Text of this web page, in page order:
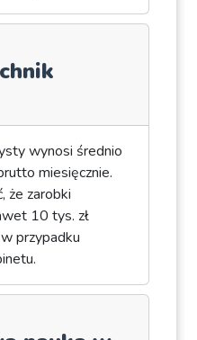
wynosi średnio
miesięcznie.
że zarobki
10 tys. zł
przypadku